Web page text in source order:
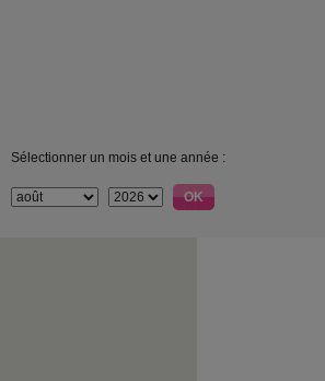
Sélectionner un mois et une année :